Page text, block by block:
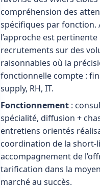
compréhension des
spécifiques par fonction.
l’approche est
recrutements sur des
raisonnables où la
fonctionnelle compte :
supply, RH, IT.
Fonctionnement:
spécialité, diffusion +
entretiens orientés
coordination de la short-
accompagnement de
tarification dans la
marché au succès.